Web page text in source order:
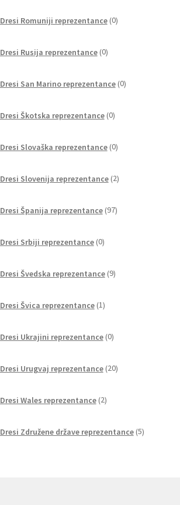
Dresi Romuniji reprezentance 0izdelkov
Dresi Rusija reprezentance 0izdelkov
Dresi San Marino reprezentance 0izdelkov
Dresi Škotska reprezentance 0izdelkov
Dresi Slovaška reprezentance 0izdelkov
Dresi Slovenija reprezentance 2izdelka
Dresi Španija reprezentance 97izdelkov
Dresi Srbiji reprezentance 0izdelkov
Dresi Švedska reprezentance 9izdelkov
Dresi Švica reprezentance 1izdelek
Dresi Ukrajini reprezentance 0izdelkov
Dresi Urugvaj reprezentance 20izdelkov
Dresi Wales reprezentance 2izdelka
Dresi Združene države reprezentance 5izdelkov